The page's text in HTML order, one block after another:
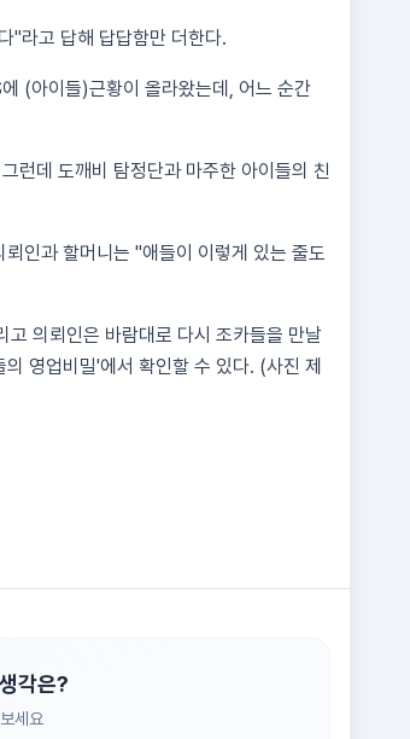
"라고 답해 답답함만 더한다.
(아이들)근황이 올라왔는데, 어느 순간
런데 도깨비 탐정단과 마주한 아이들의 친
인과 할머니는 "애들이 이렇게 있는 줄도
의뢰인은 바람대로 다시 조카들을 만날
영업비밀'에서 확인할 수 있다. (사진 제
각은?
세요